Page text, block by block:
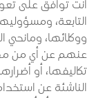
التابعة،
ووكلائها، ومانحي
عنهم عن أي من
تكاليفها، أو
الناشئة عن